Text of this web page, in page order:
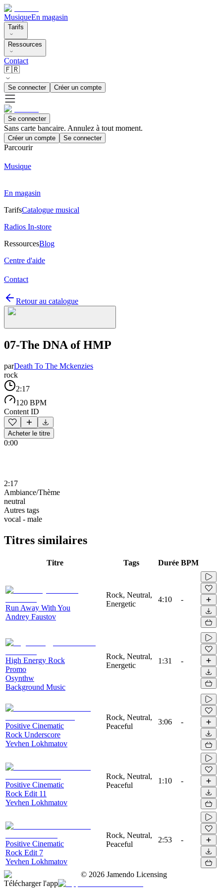
MusiqueEn magasin
Tarifs
Ressources
Contact
🇫🇷
Se connecter Créer un compte
Se connecter
Sans carte bancaire. Annulez à tout moment.
Créer un compte Se connecter
Parcourir
Musique
En magasin
TarifsCatalogue musical
Radios In-store
RessourcesBlog
Centre d'aide
Contact
Retour au catalogue
07-The DNA of HMP
parDeath To The Mckenzies
rock
2:17
120 BPM
Content ID
Acheter le titre
0:00
2:17
Ambiance/Thème
neutral
Autres tags
vocal - male
Titres similaires
Titre Tags Durée BPM
Run Away With You
Andrey Faustov
Rock, Neutral,
Energetic
4:10 -
High Energy Rock
Promo
Osynthw
Background Music
Rock, Neutral,
Energetic
1:31 -
Positive Cinematic
Rock Underscore
Yevhen Lokhmatov
Rock, Neutral,
Peaceful
3:06 -
Positive Cinematic
Rock Edit 11
Yevhen Lokhmatov
Rock, Neutral,
Peaceful
1:10 -
Positive Cinematic
Rock Edit 7
Yevhen Lokhmatov
Rock, Neutral,
Peaceful
2:53 -
© 2026 Jamendo Licensing
Télécharger l'app